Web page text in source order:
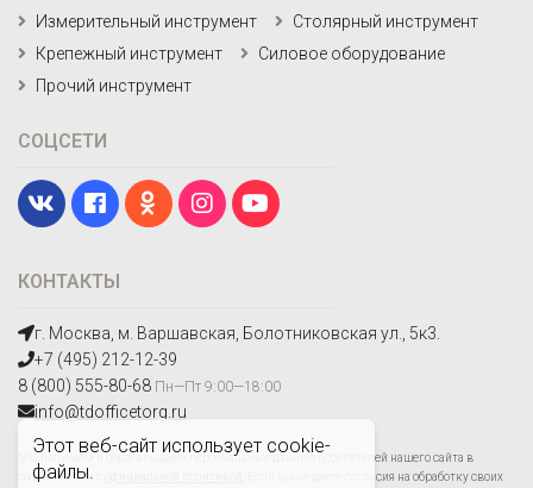
Этот веб-сайт использует cookie-
файлы.
КОНТАКТЫ
г. Москва, м. Варшавская, Болотниковская ул., 5к3.
+7 (495) 212-12-39
8 (800) 555-80-68 Пн—Пт 9:00—18:00
info@tdofficetorg.ru
Мы получаем и обрабатываем персональные данные посетителей нашего сайта в
соответствии с
. Если вы не даете согласия на обработку своих
Измерительный инструмент
Столярный инструмент
Крепежный инструмент
Силовое оборудование
Прочий инструмент
СОЦСЕТИ